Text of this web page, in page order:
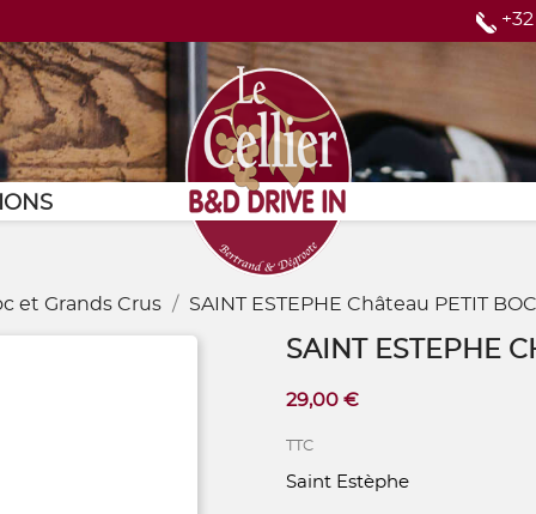
Page d'accueil
et Grands Crus SAINT ESTEPHE Château PETIT
SAINT ESTEPHE
29,00 €
TTC
Saint Estèphe